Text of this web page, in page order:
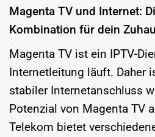
Magenta TV und Internet:
Kombination für dein
Magenta TV ist ein IPTV-
Internetleitung läuft. Daher
stabiler Internetanschluss
Potenzial von Magenta TV
Telekom bietet